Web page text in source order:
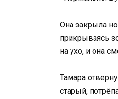
Она закрыла
прикрываясь
на ухо, и она
Тамара
старый,